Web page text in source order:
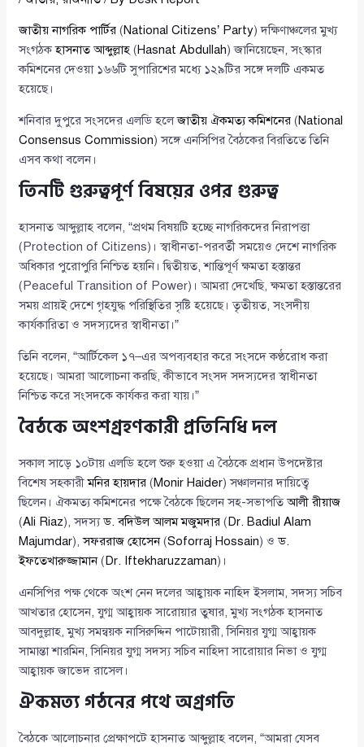
জাতীয় নাগরিক পার্টির (National Citizens’ Party) দক্ষিণাঞ্চলের মুখ্য
সংগঠকহাসনাত আব্দুল্লাহ (Hasnat Abdullah) জানিয়েছেন, সংস্কার
কমিশনের দেওয়া ১৬৬টি সুপারিশের মধ্যে ১২৯টির সঙ্গে দলটি একমত
হয়েছে।
শনিবার দুপুরে সংসদের এলডি হলেজাতীয় ঐকমত্য কমিশনের (National
Consensus Commission) সঙ্গে এনসিপির বৈঠকের বিরতিতে তিনি
এসব কথা বলেন।
তিনটি গুরুত্বপূর্ণ বিষয়ের ওপর গুরুত্ব
হাসনাত আব্দুল্লাহ বলেন, “প্রথম বিষয়টি হচ্ছে নাগরিকদের নিরাপত্তা
(Protection of Citizens)। স্বাধীনতা-পরবর্তী সময়েও দেশে নাগরিক
অধিকার পুরোপুরি নিশ্চিত হয়নি। দ্বিতীয়ত, শান্তিপূর্ণ ক্ষমতা হস্তান্তর
(Peaceful Transition of Power)। আমরা দেখেছি, ক্ষমতা হস্তান্তরের
সময় প্রায়ই দেশে গৃহযুদ্ধ পরিস্থিতির সৃষ্টি হয়েছে। তৃতীয়ত, সংসদীয়
কার্যকারিতা ও সদস্যদের স্বাধীনতা।”
তিনি বলেন, “আর্টিকেল ১৭–এর অপব্যবহার করে সংসদে কণ্ঠরোধ করা
হয়েছে। আমরা আলোচনা করছি, কীভাবে সংসদ সদস্যদের স্বাধীনতা
নিশ্চিত করে সংসদকে কার্যকর করা যায়।”
বৈঠকে অংশগ্রহণকারী প্রতিনিধি দল
সকাল সাড়ে ১০টায় এলডি হলে শুরু হওয়া এ বৈঠকে প্রধান উপদেষ্টার
বিশেষ সহকারীমনির হায়দার (Monir Haider) সঞ্চালনার দায়িত্বে
ছিলেন। ঐকমত্য কমিশনের পক্ষে বৈঠকে ছিলেন সহ-সভাপতিআলী রীয়াজ
(Ali Riaz), সদস্যড. বদিউল আলম মজুমদার ( Dr. Badiul Alam
Majumdar),সফররাজ হোসেন(Soforraj Hossain) ওড.
ইফতেখারুজ্জামান( Dr. Iftekharuzzaman)।
এনসিপির পক্ষ থেকে অংশ নেন দলের আহ্বায়ক নাহিদ ইসলাম, সদস্য সচিব
আখতার হোসেন, যুগ্ম আহ্বায়ক সারোয়ার তুষার, মুখ্য সংগঠক হাসনাত
আবদুল্লাহ, মুখ্য সমন্বয়ক নাসিরুদ্দিন পাটোয়ারী, সিনিয়র যুগ্ম আহ্বায়ক
সামান্তা শারমিন, সিনিয়র যুগ্ম সদস্য সচিব নাহিদা সারোয়ার নিভা ও যুগ্ম
আহ্বায়ক জাভেদ রাসেল।
ঐকমত্য গঠনের পথে অগ্রগতি
বৈঠকে আলোচনার প্রেক্ষাপটে হাসনাত আব্দুল্লাহ বলেন, “আমরা যেসব